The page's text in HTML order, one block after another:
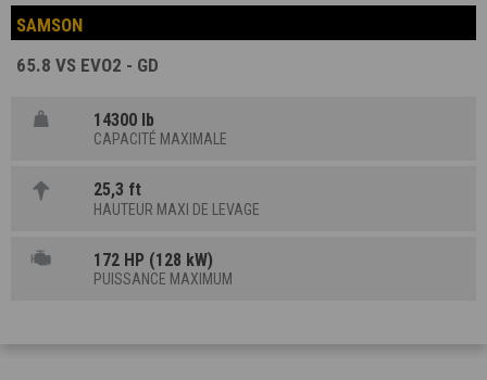
SAMSON
65.8 VS EVO2 - GD
14300 lb
CAPACITÉ MAXIMALE
25,3 ft
HAUTEUR MAXI DE LEVAGE
172 HP (128 kW)
PUISSANCE MAXIMUM